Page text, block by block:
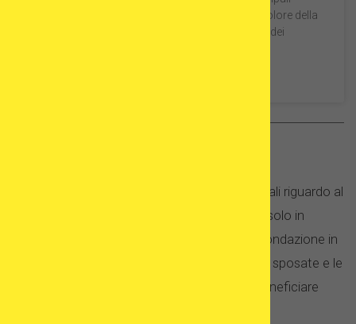
caratteristiche fisiche della ricevente, tra cui il colore della
pelle, il colore degli occhi, il colore e la struttura dei
La Spagna offre una delle legislazioni più liberali riguardo al
trattamento della fecondazione in vitro, non solo in
Europa, ma anche in tutto il mondo della fecondazione in
vitro. Le donne single, le coppie eterosessuali sposate e le
coppie omosessuali possono ugualmente beneficiare